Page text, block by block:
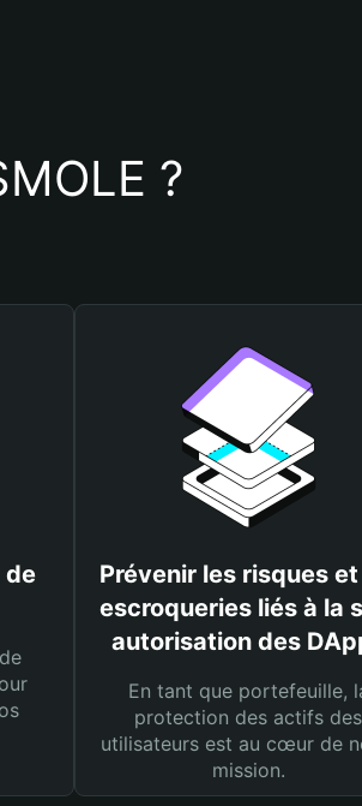
?
de
Prévenir les risques
escroqueries liés à la
autorisation des
En tant que portefeuille,
protection des actifs des
utilisateurs est au cœur de
mission.